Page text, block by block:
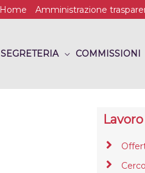
Home Amministrazione
SEGRETERIA COMMISSIONI
Lavoro